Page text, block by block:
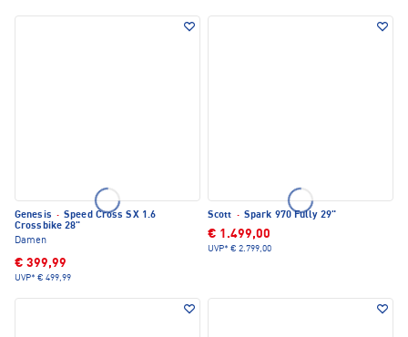
Genesis · Speed Cross SX 1.6
Crossbike 28"
Damen
€ 399,99
UVP* € 499,99
Scott · Spark 970 Fully 29"
€ 1.499,00
UVP* € 2.799,00